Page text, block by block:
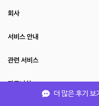
더 많은 후기 보
회사
서비스 안내
관련 서비스
파트너쉽